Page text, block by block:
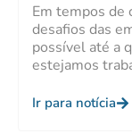
Em tempos de
desafios das
possível até a
estejamos
Ir para notícia